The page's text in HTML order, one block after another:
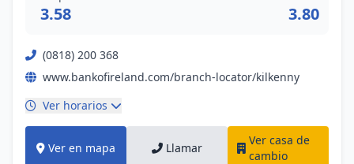
3.58 3.80
(0818) 200 368
www.bankofireland.com/branch-locator/kilkenny
Ver horarios
Ver en mapa Llamar
Ver casa de
cambio